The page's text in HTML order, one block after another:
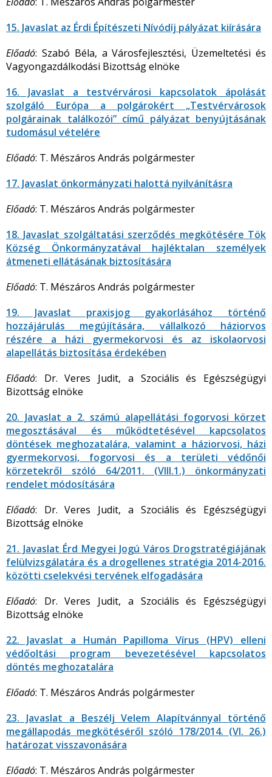
15. Javaslat az Érdi Építészeti Nívódíj pályázat kiírására
Előadó: Szabó Béla, a Városfejlesztési, Üzemeltetési és
Vagyongazdálkodási Bizottság elnöke
16. Javaslat a testvérvárosi kapcsolatok ápolását
szolgáló Európa a polgárokért „Testvérvárosok
polgárainak találkozói” című pályázat benyújtásának
tudomásul vételére
Előadó: T. Mészáros András polgármester
17. Javaslat önkormányzati halottá nyilvánításra
Előadó: T. Mészáros András polgármester
18. Javaslat szolgáltatási szerződés megkötésére Tök
Község Önkormányzatával hajléktalan személyek
átmeneti ellátásának biztosítására
Előadó: T. Mészáros András polgármester
19. Javaslat praxisjog gyakorlásához történő
hozzájárulás megújítására, vállalkozó háziorvos
részére a házi gyermekorvosi és az iskolaorvosi
alapellátás biztosítása érdekében
Előadó: Dr. Veres Judit, a Szociális és Egészségügyi
Bizottság elnöke
20. Javaslat a 2. számú alapellátási fogorvosi körzet
megosztásával és működtetésével kapcsolatos
döntések meghozatalára, valamint a háziorvosi, házi
gyermekorvosi, fogorvosi és a területi védőnői
körzetekről szóló 64/2011. (VIII.1.) önkormányzati
rendelet módosítására
Előadó: Dr. Veres Judit, a Szociális és Egészségügyi
Bizottság elnöke
21. Javaslat Érd Megyei Jogú Város Drogstratégiájának
felülvizsgálatára és a drogellenes stratégia 2014-2016.
közötti cselekvési tervének elfogadására
Előadó: Dr. Veres Judit, a Szociális és Egészségügyi
Bizottság elnöke
22. Javaslat a Humán Papilloma Vírus (HPV) elleni
védőoltási program bevezetésével kapcsolatos
döntés meghozatalára
Előadó: T. Mészáros András polgármester
23. Javaslat a Beszélj Velem Alapítvánnyal történő
megállapodás megkötéséről szóló 178/2014. (VI. 26.)
határozat visszavonására
Előadó: T. Mészáros András polgármester